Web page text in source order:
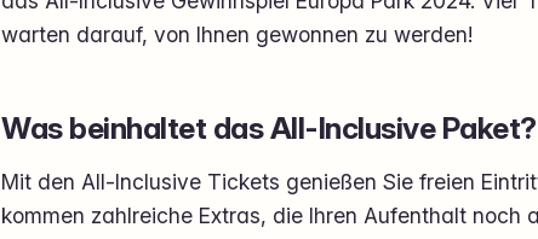
warten darauf, von Ihnen gewonnen zu werden!
Was beinhaltet das All-Inclusive Paket?
Mit den All-Inclusive Tickets genießen Sie freien
kommen zahlreiche Extras, die Ihren Aufenthalt noch